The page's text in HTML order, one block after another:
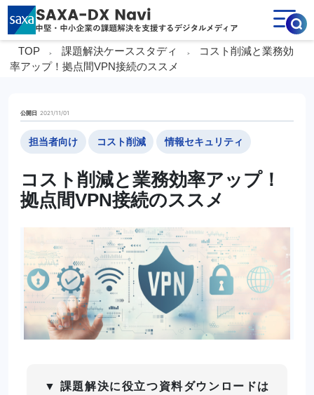
TOP > 課題解決ケーススタディ >
コスト削減と業務効
率アップ！拠点間VPN接続のススメ
公開日 2021/11/01
担当者向け コスト削減 情報セキュリティ
コスト削減と業務効率アップ！
拠点間VPN接続のススメ
▼ 課題解決に役立つ資料ダウンロードは